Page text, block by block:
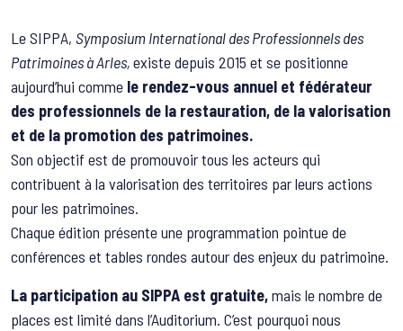
Le SIPPA, Symposium International des Professionnels des
Patrimoines à Arles,existe depuis 2015 et se positionne
aujourd’hui comme le rendez-vous annuel et fédérateur
des professionnels de la restauration, de la valorisation
et de la promotion des patrimoines.
Son objectif est de promouvoir tous les acteurs qui
contribuent à la valorisation des territoires par leurs actions
pour les patrimoines.
Chaque édition présente une programmation pointue de
conférences et tables rondes autour des enjeux du patrimoine.
La participation au SIPPA est gratuite,mais le nombre de
places est limité dans l’Auditorium. C’est pourquoi nous